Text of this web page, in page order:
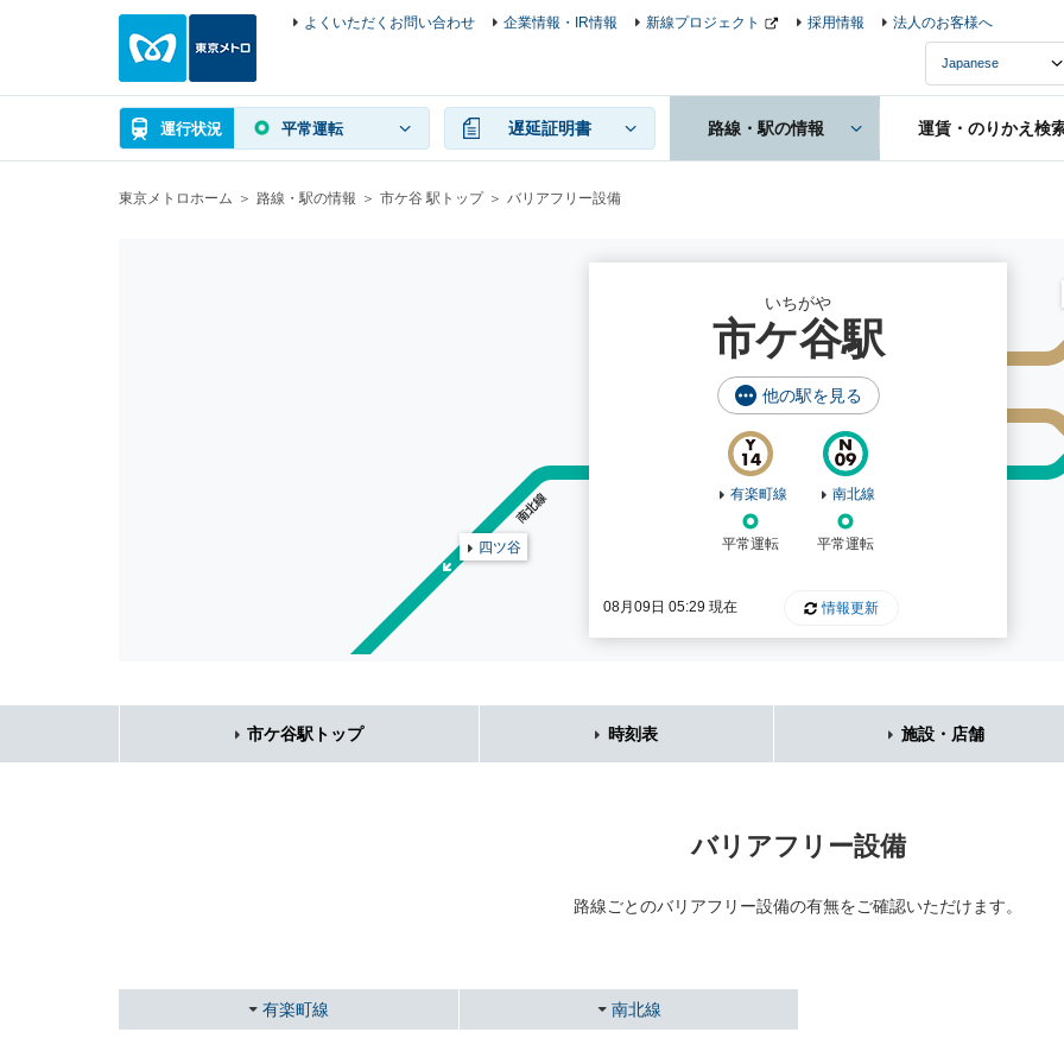
運行状況 平常運転 遅延証明書 路線・駅の情報 運賃・のりかえ検
よくいただくお問い合わせ 企業情報・IR情報 新線プロジェクト 採用情報 法人のお客様へ
東京メトロホーム 路線・駅の情報 市ケ谷 駅トップ バリアフリー設備
いちがや
市ケ谷駅
他の駅を見る
08月09日 05:29 現在 情報更新
有楽町線
平常運転
南北線
平常運転
四ツ谷
市ケ谷駅トップ 時刻表 施設・店舗
バリアフリー設備
路線ごとのバリアフリー設備の有無をご確認いただけます。
有楽町線 南北線